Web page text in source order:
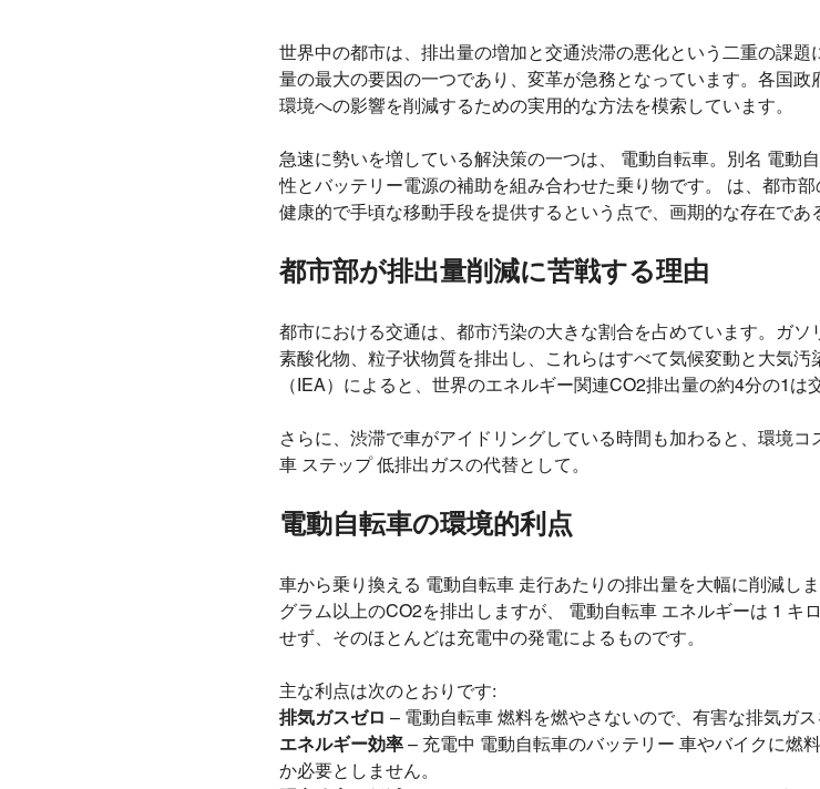
世界中の都市は、排出量の増加と交通渋滞の悪化という二重の課
量の最大の要因の一つであり、変革が急務となっています。各国
環境への影響を削減するための実用的な方法を模索しています。
急速に勢いを増している解決策の一つは、 電動自転車。​​別名 電動
性とバッテリー電源の補助を組み合わせた乗り物です。 は、都市
健康的で手頃な移動手段を提供するという点で、画期的な存在であ
都市部が排出量削減に苦戦する理由
都市における交通は、都市汚染の大きな割合を占めています。ガ
素酸化物、粒子状物質を排出し、これらはすべて気候変動と大気
（IEA）によると、世界のエネルギー関連CO2排出量の約4分の1は
さらに、渋滞で車がアイドリングしている時間も加わると、環境
車 ステップ 低排出ガスの代替として。
電動自転車の環境的利点
車から乗り換える 電動自転車 走行あたりの排出量を大幅に削減し
グラム以上のCO2を排出しますが、 電動自転車 エネルギーは 1 キ
せず、そのほとんどは充電中の発電によるものです。
主な利点は次のとおりです:
排気ガスゼロ – 電動自転車 燃料を燃やさないので、有害な排気ガス
エネルギー効率 – 充電中 電動自転車のバッテリー 車やバイクに燃
か必要としません。